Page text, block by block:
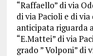
“Raffaello” di via
di via Pacioli e di
anticipata riguarda
“E.Mattei” di via
grado ” Volponi” di